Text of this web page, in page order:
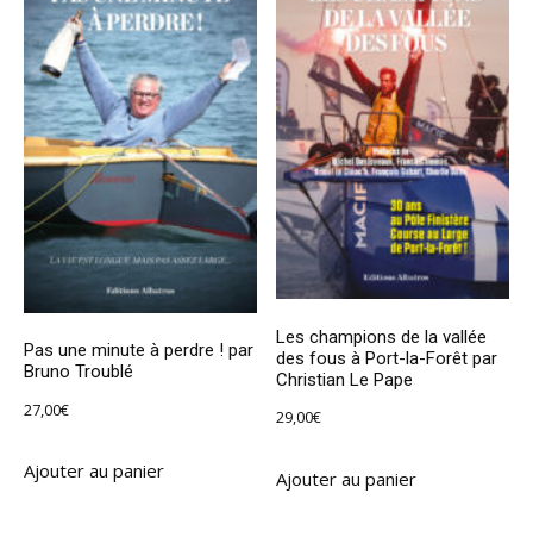
Pas une minute à perdre ! par
Bruno Troublé
27,00€
Ajouter au panier
Les champions de la vallée
des fous à Port-la-Forêt par
Christian Le Pape
29,00€
Ajouter au panier